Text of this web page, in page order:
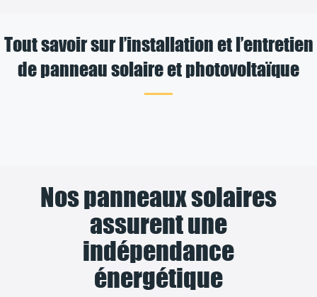
Tout savoir sur l’installation et l’entretien
de panneau solaire et photovoltaïque
Nos panneaux solaires
assurent une
indépendance
énergétique